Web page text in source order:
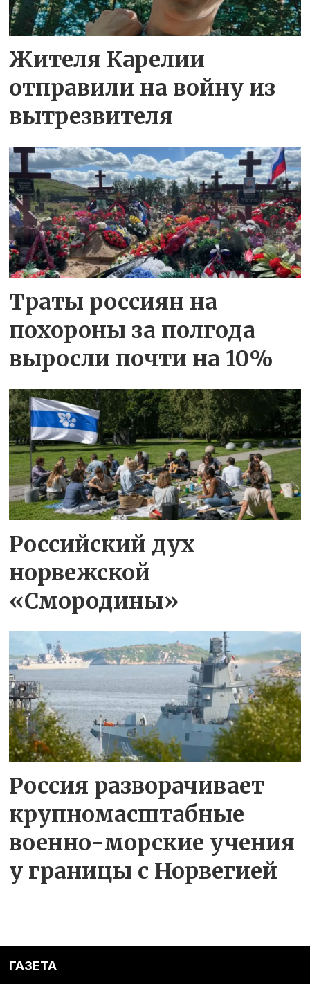
Жителя Карелии
отправили на войну из
вытрезвителя
Траты россиян на
похороны за полгода
выросли почти на 10%
Российский дух
норвежской
«Смородины»
Россия разворачивает
крупномасштабные
военно-морские учения
у границы с Норвегией
ГАЗЕТА